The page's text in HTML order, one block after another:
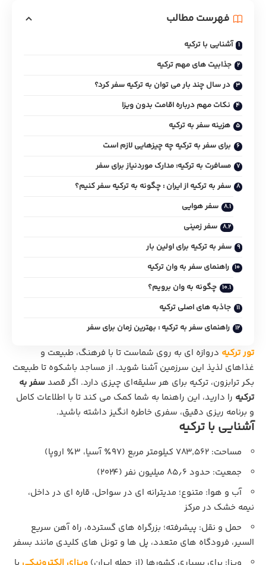
فهرست مطالب
آشنایی با ترکیه
جذابیت‌ های مهم ترکیه
در سال چند بار می‌ توان به ترکیه سفر کرد؟
نکات مهم درباره اقامت بدون ویزا
هزینه سفر به ترکیه
برای سفر به ترکیه چه چیزهایی لازم است
مسافرت به ترکیه: مدارک موردنیاز برای سفر
سفر به ترکیه از ایران : چگونه به ترکیه سفر کنیم؟
سفر هوایی
سفر زمینی
سفر به ترکیه برای اولین بار
راهنمای سفر به وان ترکیه
چگونه به وان برویم؟
جاذبه‌ های اصلی ترکیه
راهنمای سفر به ترکیه : بهترین زمان برای سفر
تور ترکیه دروازه ای به روی شماست تا با فرهنگ، طبیعت و
غذاهای لذیذ این سرزمین آشنا شوید. از مساجد باشکوه تا طبیعت
بکر ترابزون، ترکیه برای هر سلیقه‌ای چیزی دارد. اگر قصدسفر به
ترکیه را دارید، این راهنما به شما کمک می‌ کند تا با اطلاعات کامل
و برنامه‌ ریزی دقیق، سفری خاطره‌ انگیز داشته باشید.
آشنایی با ترکیه
مساحت: ۷۸۳٬۵۶۲ کیلومتر مربع (۹۷٪ آسیا، ۳٪ اروپا)
جمعیت: حدود ۸۵٫۶ میلیون نفر (۲۰۲۴)
آب و هوا: متنوع؛ مدیترانه‌ ای در سواحل، قاره‌ ای در داخل،
نیمه‌ خشک در مرکز
حمل و نقل: پیشرفته؛ بزرگراه‌ های گسترده، راه‌ آهن سریع‌
السیر، فرودگاه‌ های متعدد، پل‌ ها و تونل‌ های کلیدی مانند بسفر